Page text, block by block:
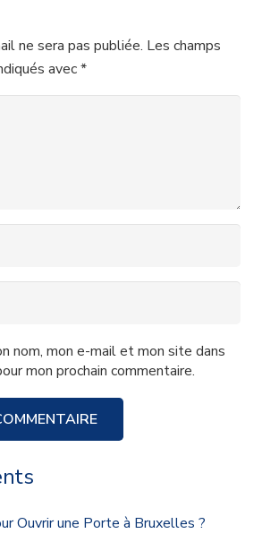
ne sera pas publiée. Les champs
avec*
nom, mon e-mail et mon site dans
mon prochain commentaire.
Ouvrir une Porte à Bruxelles ?